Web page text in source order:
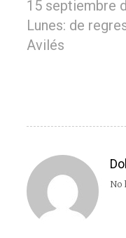
15 septiembre
Lunes: de
Avilés
No